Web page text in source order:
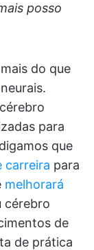
posso
do que
para
que
carreira para
melhorará
cérebro
de
de prática